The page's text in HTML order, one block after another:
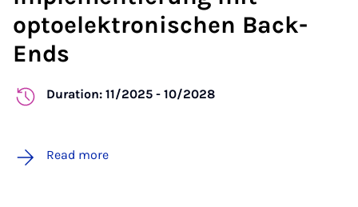
optoelektronischen Back-
Ends
Duration: 11/2025 - 10/2028
Read more